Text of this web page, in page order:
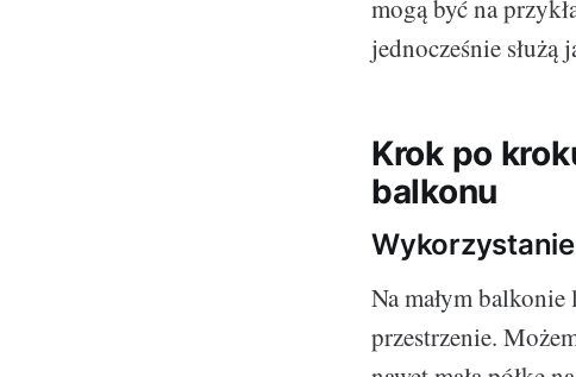
mogą być na
jednocześnie
Krok po
balkonu
Na małym
przestrzenie.